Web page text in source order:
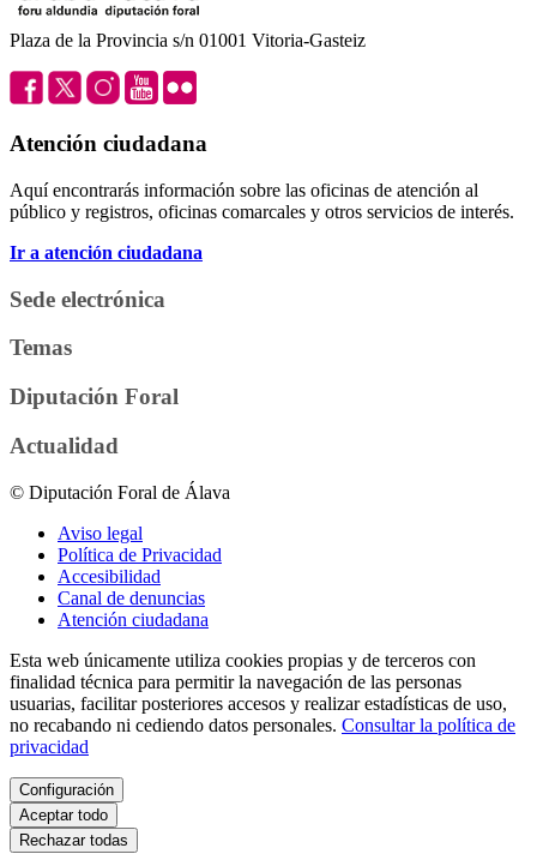
Plaza de la Provincia s/n 01001 Vitoria-Gasteiz
Atención ciudadana
Aquí encontrarás información sobre las oficinas de atención al
público y registros, oficinas comarcales y otros servicios de interés.
Ir a atención ciudadana
Sede electrónica
Temas
Diputación Foral
Actualidad
© Diputación Foral de Álava
Aviso legal
Política de Privacidad
Accesibilidad
Canal de denuncias
Atención ciudadana
Esta web únicamente utiliza cookies propias y de terceros con
finalidad técnica para permitir la navegación de las personas
usuarias, facilitar posteriores accesos y realizar estadísticas de uso,
no recabando ni cediendo datos personales. Consultar la política de
privacidad
Configuración
Aceptar todo
Rechazar todas